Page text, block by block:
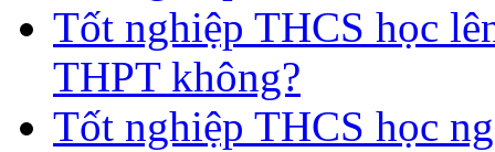
Tốt nghiệp THCS học
THPT không?
Tốt nghiệp THCS học